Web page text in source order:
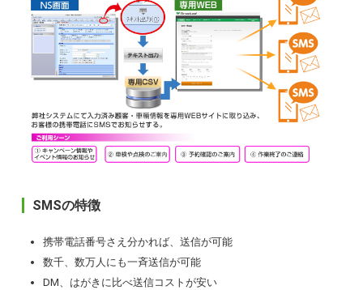
SMSの特徴
携帯電話番号さえ分かれば、送信が可能
数千、数万人にも一斉送信が可能
DM、はがきに比べ送信コストが安い